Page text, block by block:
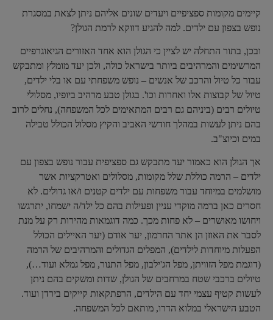
קיימים מקומות ספציפיים ויעדים שונים אליהם ניתן לצאת במסגרת
נופש בצפון עם ילדים. למה להגיע דווקא לרמת הגולן?
ובכן, בתור התחלה יש לציין כי הגולן הוא אחד האזורים הגיאוגרפיים
המרשימים והמרהיבים ביותר בישראל כולה, ולכן יעד מומלץ ומתבקש
עבור כל טיול והרכב של אנשים – נופש משפחתי עם או בלי ילדים,
טיול של קבוצות אלו ואחרות וכו'. בגולן טבע מרהיב ביופיו, מסלולי
טיולים רבים (ביניהם גם רבים המתאימים לכל המשפחה), נחלים לרוב
בהם ניתן לעשות במהלך חודשי האביב והקיץ מסלול הכולל טבילה
במים וכיוצ"ב.
אך הגולן הוא כאמור יעד מתבקש גם ספציפית עבור נופש בצפון עם
ילדים – הרמה כוללת שלל מקומות, מסלולים ואטרקציות אשר
מושלמים במיוחד עבור משפחות עם ילדים קטנים ו/או גדולים. לא
חסרים כאן ברמה מוקדי עניין ופעילות בהם כל ילד/ה ישמחו, יתרגשו
ויחושו מאושרים – לא פחות מכך. כמה דוגמאות מהירות רק על מנת
לסבר את האוזן הן אתר החרמון, יער אודם (יער האיילים הכולל
הפעלות מיוחדות לילדים), המפלים הגדולים והמרהיבים של הרמה
(דוגמת מפל הזוויתן, מפל הג'ילבון, מפל התנור, מפל גמלא ועוד…),
טיולים ברכבי שטח במרחבים של הגולן, שדות ומשקים בהם ניתן
לעשות קטיף עצמי יחד עם הילדים, הרפתקאות קייקים בירדן ועוד.
הטבע הישראלי במלוא הדרו, מותאם לכל המשפחה.